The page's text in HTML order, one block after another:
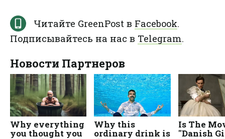
Читайте GreenPost в Facebook.
Подписывайтесь на нас в Telegram.